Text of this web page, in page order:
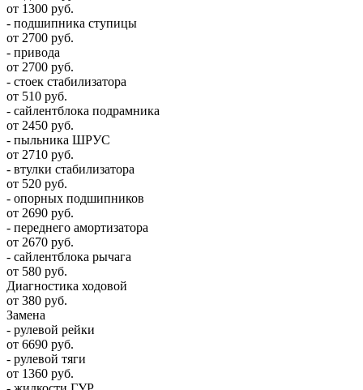
от 1300 руб.
- подшипника ступицы
от 2700 руб.
- привода
от 2700 руб.
- стоек стабилизатора
от 510 руб.
- сайлентблока подрамника
от 2450 руб.
- пыльника ШРУС
от 2710 руб.
- втулки стабилизатора
от 520 руб.
- опорных подшипников
от 2690 руб.
- переднего амортизатора
от 2670 руб.
- сайлентблока рычага
от 580 руб.
Диагностика ходовой
от 380 руб.
Замена
- рулевой рейки
от 6690 руб.
- рулевой тяги
от 1360 руб.